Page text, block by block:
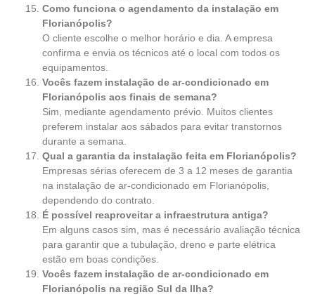
Como funciona o agendamento da instalação em
Florianópolis?
O cliente escolhe o melhor horário e dia. A empresa
confirma e envia os técnicos até o local com todos os
equipamentos.
Vocês fazem instalação de ar-condicionado em
Florianópolis aos finais de semana?
Sim, mediante agendamento prévio. Muitos clientes
preferem instalar aos sábados para evitar transtornos
durante a semana.
Qual a garantia da instalação feita em Florianópolis?
Empresas sérias oferecem de 3 a 12 meses de garantia
na instalação de ar-condicionado em Florianópolis,
dependendo do contrato.
É possível reaproveitar a infraestrutura antiga?
Em alguns casos sim, mas é necessário avaliação técnica
para garantir que a tubulação, dreno e parte elétrica
estão em boas condições.
Vocês fazem instalação de ar-condicionado em
Florianópolis na região Sul da Ilha?